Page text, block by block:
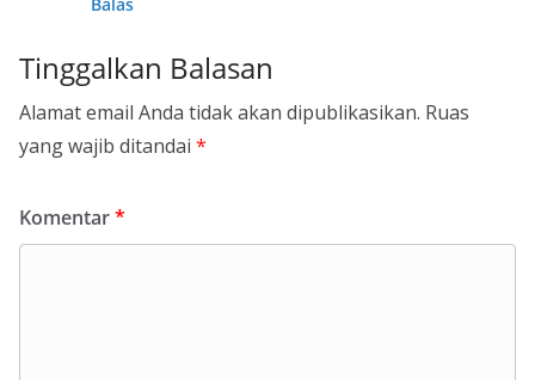
Tinggalkan Balasan
Alamat email Anda tidak akan dipublikasikan. Ruas
yang wajib ditandai *
Komentar*